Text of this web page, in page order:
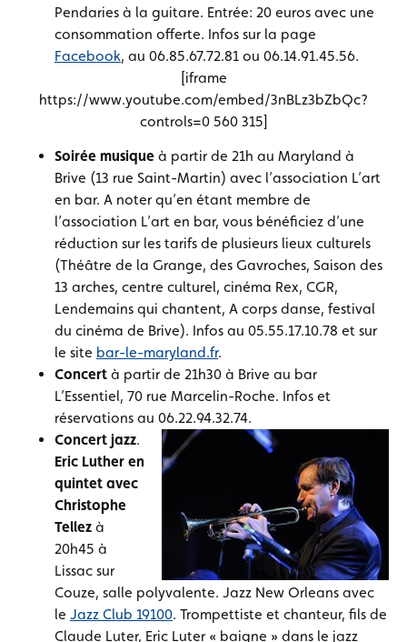
Pendaries à la guitare. Entrée: 20 euros avec une
consommation offerte. Infos sur la page
Facebook, au 06.85.67.72.81 ou 06.14.91.45.56.
[iframe
https://www.youtube.com/embed/3nBLz3bZbQc?
controls=0 560 315]
Soirée musique à partir de 21h au Maryland à
Brive (13 rue Saint-Martin) avec l’association L’art
en bar. A noter qu’en étant membre de
l’association L’art en bar, vous bénéficiez d’une
réduction sur les tarifs de plusieurs lieux culturels
(Théâtre de la Grange, des Gavroches, Saison des
13 arches, centre culturel, cinéma Rex, CGR,
Lendemains qui chantent, A corps danse, festival
du cinéma de Brive). Infos au 05.55.17.10.78 et sur
le site bar-le-maryland.fr.
Concert à partir de 21h30 à Brive au bar
L’Essentiel, 70 rue Marcelin-Roche. Infos et
réservations au 06.22.94.32.74.
Concert jazz.
Eric Luther en
quintet avec
Christophe
Tellez à
20h45 à
Lissac sur
Couze, salle polyvalente. Jazz New Orleans avec
le Jazz Club 19100. Trompettiste et chanteur, fils de
Claude Luter, Eric Luter « baigne » dans le jazz